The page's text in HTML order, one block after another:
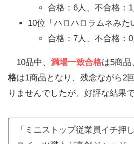
合格：6人、不合格：1
10位「ハロハロラムネみた
合格：7人、不合格：0
10品中、 満場一致合格は5商品
格は1商品となり、残念ながら2
りませんでしたが、好評な結果で
「ミニストップ従業員イチ押